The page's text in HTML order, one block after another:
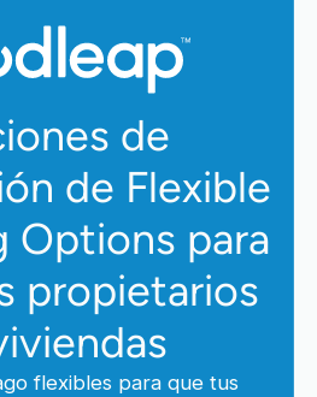
de
de Flexible
Options para
propietarios
flexibles para que tus